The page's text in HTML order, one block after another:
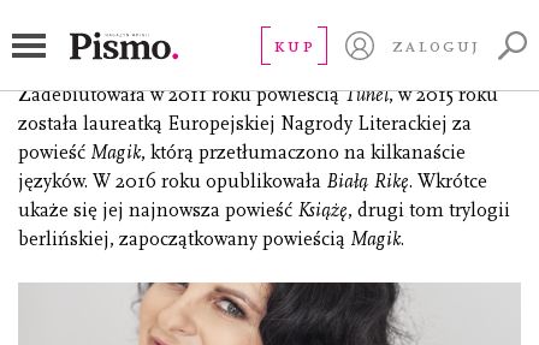
KUP ZALOGUJ
Parys Magdalena
(ur. 1971) Polska pisarka mieszkająca w Berlinie.
Zadebiutowała w 2011 roku powieściąTunel, w 2015 roku
została laureatką Europejskiej Nagrody Literackiej za
powieść Magik, którą przetłumaczono na kilkanaście
języków. W 2016 roku opublikowała Białą Rikę. Wkrótce
ukaże się jej najnowsza powieść Książę, drugi tom trylogii
berlińskiej, zapoczątkowany powieścią Magik.